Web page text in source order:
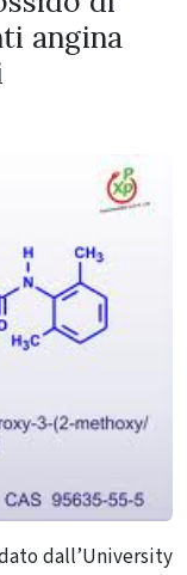
angina
dall’University